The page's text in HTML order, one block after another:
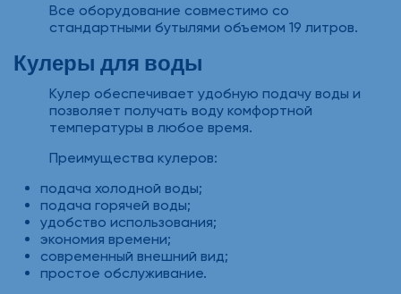
Все оборудование совместимо со
стандартными бутылями объемом 19 литров.
Кулеры для воды
Кулер обеспечивает удобную подачу воды и
позволяет получать воду комфортной
температуры в любое время.
Преимущества кулеров:
подача холодной воды;
подача горячей воды;
удобство использования;
экономия времени;
современный внешний вид;
простое обслуживание.